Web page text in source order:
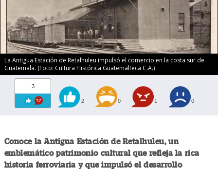
La Antigua Estación de Retalhuleu impulsó el comercio en la costa sur de
Guatemala. (Foto: Cultura Histórica Guatemalteca C.A.)
3
2 0 1 0
Conoce la Antigua Estación de Retalhuleu, un
emblemático patrimonio cultural que refleja la rica
historia ferroviaria y que impulsó el desarrollo